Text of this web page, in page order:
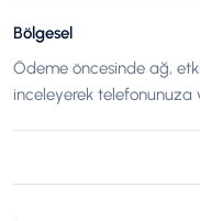
Bölgesel
Ödeme öncesinde ağ,
inceleyerek telefonunuza